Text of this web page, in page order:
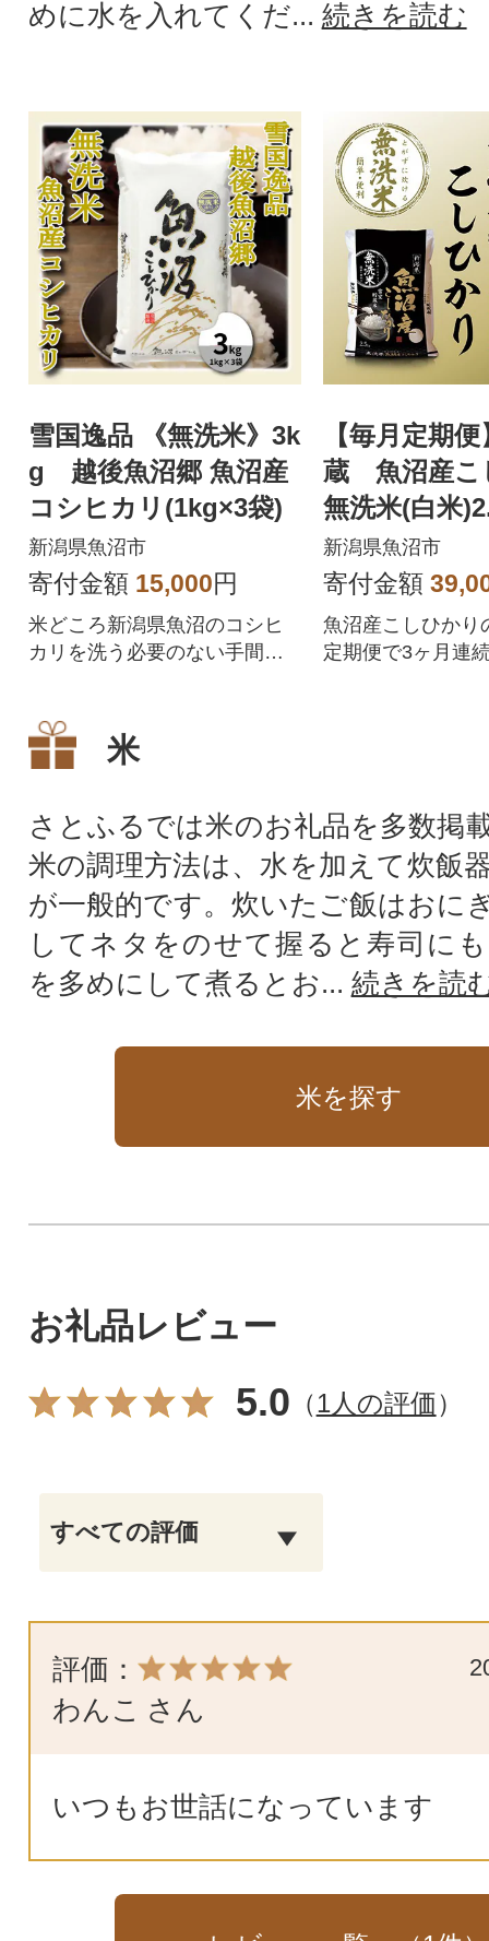
めに水を入れてくだ... 続きを読む
雪国逸品 《無洗米》3k
g 越後魚沼郷 魚沼産
コシヒカリ(1kg×3袋)
新潟県魚沼市
寄付金額 15,000円
米どころ新潟県魚沼のコシヒ
カリを洗う必要のない手間い
【毎月定期
蔵 魚沼産こ
無洗米(白米
回
新潟県魚沼市
寄付金額
魚沼産こしひかり
定期便で3ヶ月連
米
さとふるでは米のお礼品を多数掲
米の調理方法は、水を加えて炊飯
が一般的です。炊いたご飯はおに
してネタをのせて握ると寿司に
を多めにして煮るとお... 続きを読
米を探す
お礼品レビュー
5.0 （1人の評価）
評価：
わんこ さん
いつもお世話になっています